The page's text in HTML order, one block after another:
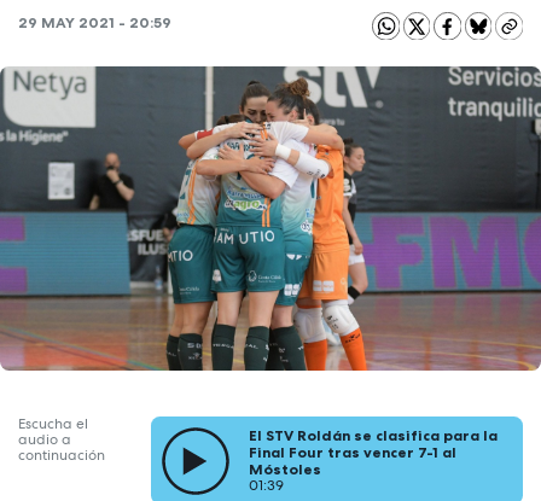
29 MAY 2021 - 20:59
Escucha el
audio a
continuación
El STV Roldán se clasifica para la
Final Four tras vencer 7-1 al
Móstoles
01:39